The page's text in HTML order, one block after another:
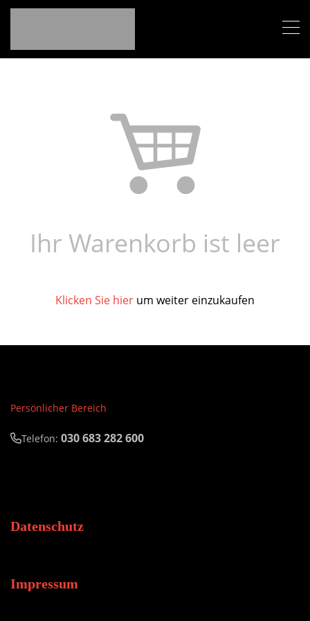
Ihr Warenkorb ist leer
Klicken Sie hier um weiter einzukaufen
Persönlicher Bereich
Telefon: 030 683 282 600
Datenschutz
Impressum